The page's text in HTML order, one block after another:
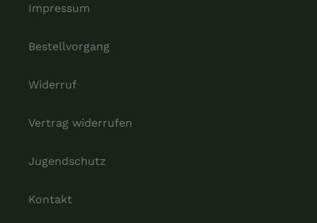
Impressum
Bestellvorgang
Widerruf
Vertrag widerrufen
Jugendschutz
Kontakt